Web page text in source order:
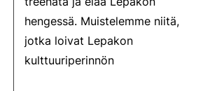
hengessä. Muistelemme niitä,
jotka loivat Lepakon
kulttuuriperinnön